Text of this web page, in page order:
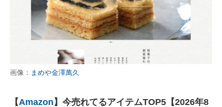
画像： まめや金澤萬久
【Amazon 】今売れてるアイテムTOP5【2026年8